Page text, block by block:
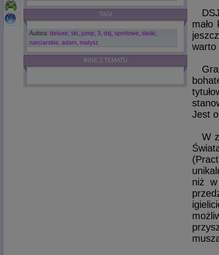
TAGI
Autora: deluxe, ski, jump, 3, dsj, sportowe, skoki,
narciarskie, adam, małysz
INNE Z TEMATU
warto
Jest
W
niż